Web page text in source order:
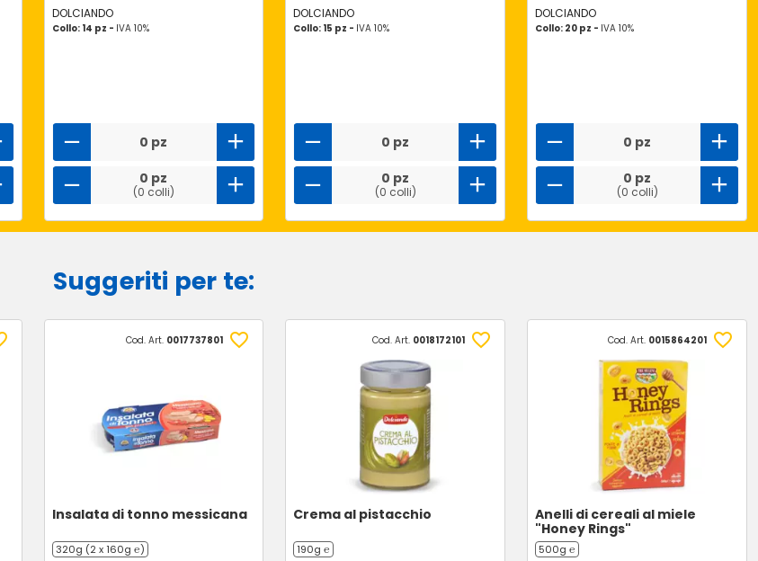
DOLCIANDO
Collo: 14 pz - IVA 10%
0 pz
0 pz
(0 colli)
DOLCIANDO
Collo: 15 pz - IVA 10%
0 pz
0 pz
(0 colli)
DOLCIANDO
Collo: 20 pz - IVA 10%
0 pz
0 pz
(0 colli)
Suggeriti per te:
Cod. Art. 0017737801
Insalata di tonno messicana
320g (2 x 160g ℮)
Cod. Art. 0018172101
Crema al pistacchio
190g ℮
Cod. Art. 0015864201
Anelli di cereali al miele
"Honey Rings"
500g ℮